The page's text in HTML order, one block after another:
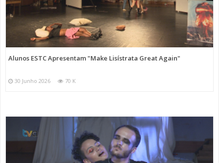
Alunos ESTC Apresentam "Make Lisístrata Great Again"
30 Junho 2026 70 K